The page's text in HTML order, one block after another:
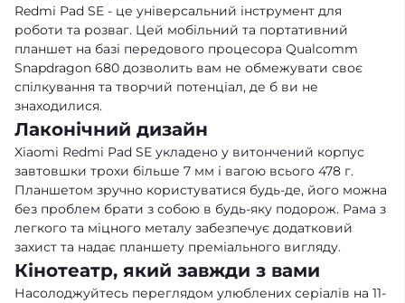
Redmi Pad SE - це універсальний інструмент для
роботи та розваг. Цей мобільний та портативний
планшет на базі передового процесора Qualcomm
Snapdragon 680 дозволить вам не обмежувати своє
спілкування та творчий потенціал, де б ви не
знаходилися.
Лаконічний дизайн
Xiaomi Redmi Pad SE укладено у витончений корпус
завтовшки трохи більше 7 мм і вагою всього 478 г.
Планшетом зручно користуватися будь-де, його можна
без проблем брати з собою в будь-яку подорож. Рама з
легкого та міцного металу забезпечує додатковий
захист та надає планшету преміального вигляду.
Кінотеатр, який завжди з вами
Насолоджуйтесь переглядом улюблених серіалів на 11-